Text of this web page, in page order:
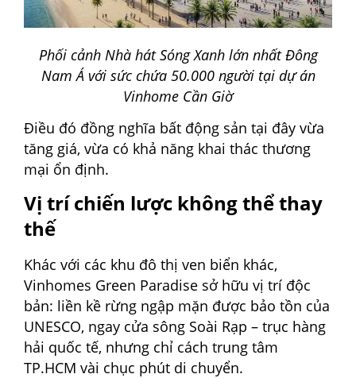
Phối cảnh Nhà hát Sóng Xanh lớn nhất Đông
Nam Á với sức chứa 50.000 người tại dự án
Vinhome Cần Giờ
Điều đó đồng nghĩa bất động sản tại đây vừa
tăng giá, vừa có khả năng khai thác thương
mại ổn định.
Vị trí chiến lược không thể thay
thế
Khác với các khu đô thị ven biển khác,
Vinhomes Green Paradise sở hữu vị trí độc
bản: liền kề rừng ngập mặn được bảo tồn của
UNESCO, ngay cửa sông Soài Rạp – trục hàng
hải quốc tế, nhưng chỉ cách trung tâm
TP.HCM vài chục phút di chuyển.